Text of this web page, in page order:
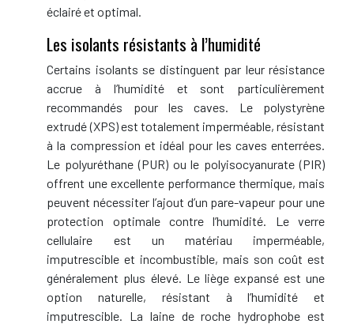
éclairé et optimal.
Les isolants résistants à l’humidité
Certains isolants se distinguent par leur résistance
accrue à l’humidité et sont particulièrement
recommandés pour les caves. Le polystyrène
extrudé (XPS) est totalement imperméable, résistant
à la compression et idéal pour les caves enterrées.
Le polyuréthane (PUR) ou le polyisocyanurate (PIR)
offrent une excellente performance thermique, mais
peuvent nécessiter l’ajout d’un pare-vapeur pour une
protection optimale contre l’humidité. Le verre
cellulaire est un matériau imperméable,
imputrescible et incombustible, mais son coût est
généralement plus élevé. Le liège expansé est une
option naturelle, résistant à l’humidité et
imputrescible. La laine de roche hydrophobe est